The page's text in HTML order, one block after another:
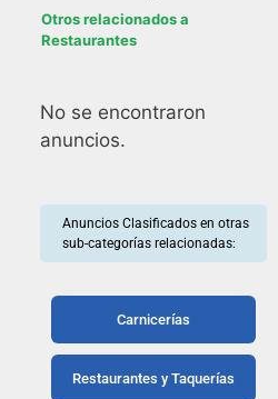
Otros relacionados a
Restaurantes
No se encontraron
anuncios.
Anuncios Clasificados en otras
sub-categorías relacionadas:
Carnicerías
Restaurantes y Taquerías